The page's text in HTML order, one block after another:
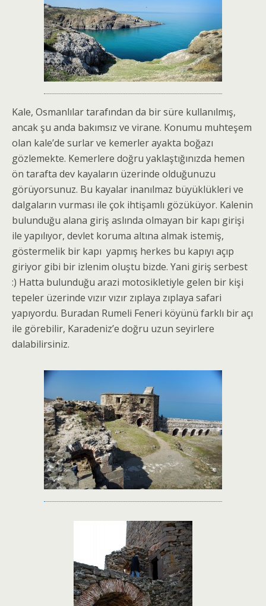
Kale, Osmanlılar tarafından da bir süre kullanılmış,
ancak şu anda bakımsız ve virane. Konumu muhteşem
olan kale’de surlar ve kemerler ayakta boğazı
gözlemekte. Kemerlere doğru yaklaştığınızda hemen
ön tarafta dev kayaların üzerinde olduğunuzu
görüyorsunuz. Bu kayalar inanılmaz büyüklükleri ve
dalgaların vurması ile çok ihtişamlı gözüküyor. Kalenin
bulunduğu alana giriş aslında olmayan bir kapı girişi
ile yapılıyor, devlet koruma altına almak istemiş,
göstermelik bir kapı yapmış herkes bu kapıyı açıp
giriyor gibi bir izlenim oluştu bizde. Yani giriş serbest
:) Hatta bulunduğu arazi motosikletiyle gelen bir kişi
tepeler üzerinde vızır vızır zıplaya zıplaya safari
yapıyordu. Buradan Rumeli Feneri köyünü farklı bir açı
ile görebilir, Karadeniz’e doğru uzun seyirlere
dalabilirsiniz.